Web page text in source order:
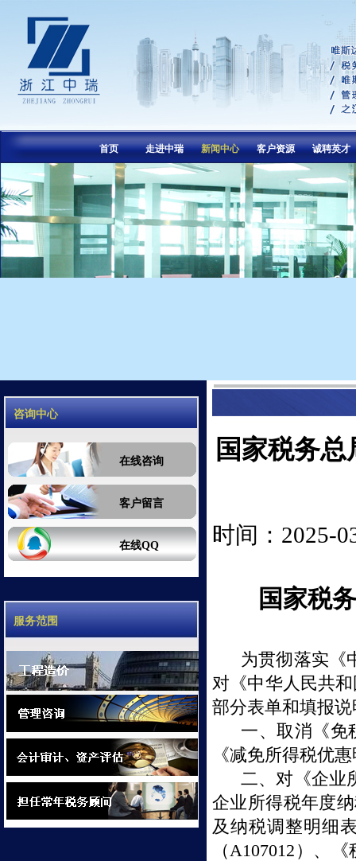
首页 走进中瑞 新闻中心 客户资源 诚聘英才
咨询中心
在线咨询
客户留言
在线QQ
服务范围
国家税务
时间：2025-
国家税
为贯彻落实《
对《中华人民共
部分表单和填报
一、取消《免
《减免所得税优
二、对《企业
企业所得税年度
及纳税调整明细
（ A107012 ）、《